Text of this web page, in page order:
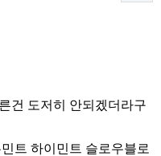
건 도저히 안되겠더라구
트 하이민트 슬로우블로